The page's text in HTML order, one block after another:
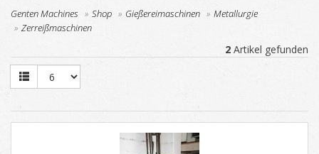
Genten Machines Shop Gießereimaschinen
Metallurgie
Zerreißmaschinen
2 Artikel gefunden